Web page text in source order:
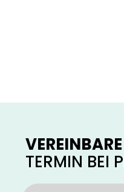
TERMIN BEI